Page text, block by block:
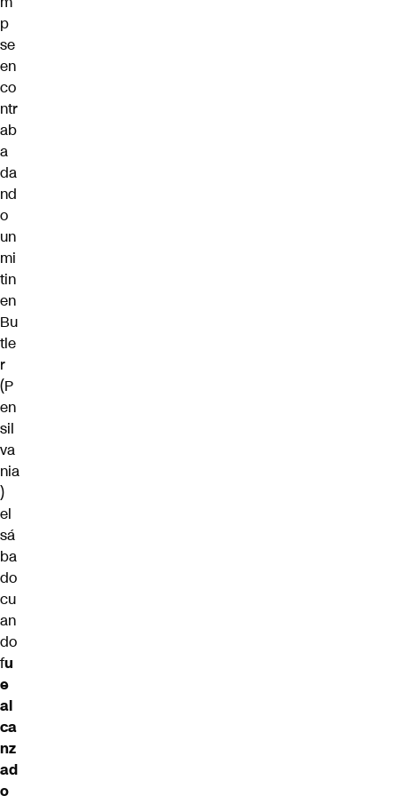
p
se
en
co
ntr
ab
a
da
nd
o
un
mi
tin
en
Bu
tle
r
(P
en
sil
va
nia
)
el
sá
ba
do
cu
an
do
fu
e
al
ca
nz
ad
o